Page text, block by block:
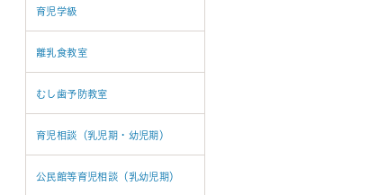
育児学級
離乳食教室
むし歯予防教室
育児相談（乳児期・幼児期）
公民館等育児相談（乳幼児期）